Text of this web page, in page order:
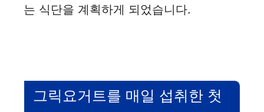
는 식단을 계획하게 되었습니다.
그릭요거트를 매일 섭취한 첫